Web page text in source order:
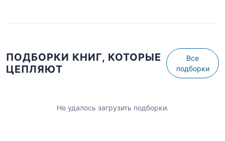
ПОДБОРКИ КНИГ, КОТОРЫЕ
ЦЕПЛЯЮТ
Все
подборки
Не удалось загрузить подборки.